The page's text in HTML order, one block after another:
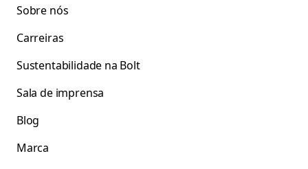
Sobre nós
Carreiras
Sustentabilidade na Bolt
Sala de imprensa
Blog
Marca